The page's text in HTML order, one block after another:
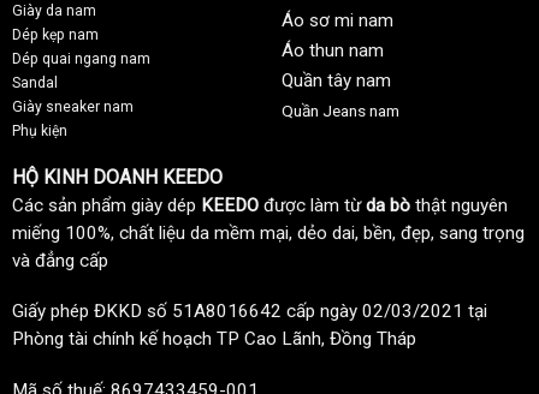
Giày da nam
Dép kẹp nam
Dép quai ngang nam
Sandal
Giày sneaker nam
Phụ kiện
Áo sơ mi nam
Áo thun nam
Quần tây nam
Quần Jeans nam
HỘ KINH DOANH KEEDO
Các sản phẩm giày dép KEEDO được làm từda bò thật nguyên
miếng 100%, chất liệu da mềm mại, dẻo dai, bền, đẹp, sang trọng
và đẳng cấp
Giấy phép ĐKKD số 51A8016642 cấp ngày 02/03/2021 tại
Phòng tài chính kế hoạch TP Cao Lãnh, Đồng Tháp